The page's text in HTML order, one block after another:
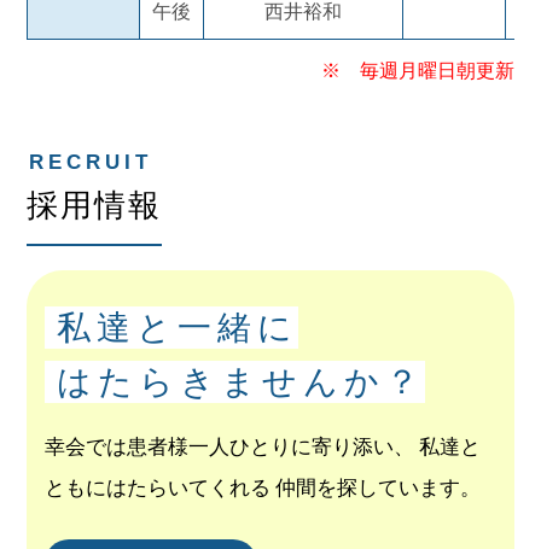
午後 西井裕和
※ 毎週月曜日朝更新
採用情報
私達と一緒に
はたらきませんか？
幸会では患者様一人ひとりに寄り添い、
私達と
ともにはたらいてくれる 仲間を探しています。